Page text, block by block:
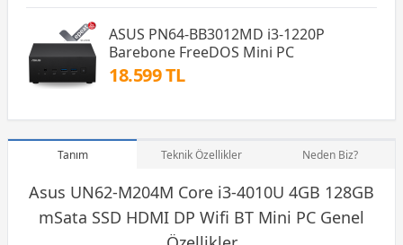
ASUS PN64-BB3012MD i3-1220P
Barebone FreeDOS Mini PC
18.599 TL
Tanım Teknik Özellikler Neden Biz?
Asus UN62-M204M Core i3-4010U 4GB 128GB
mSata SSD HDMI DP Wifi BT Mini PC Genel